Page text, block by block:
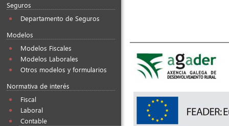
Seguros
Departamento de Seguros
Modelos
Modelos Fiscales
Modelos Laborales
Otros modelos y formularios
Normativa de interés
Fiscal
Laboral
Contable